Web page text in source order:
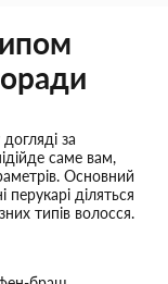
за
саме вам,
Основний
діляться
типів волосся.